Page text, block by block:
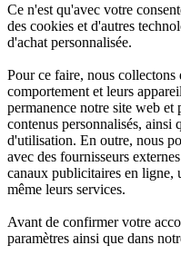
Ce n'est qu'avec votre
des cookies et d'autres
d'achat personnalisée.
Pour ce faire, nous collectons
comportement et leurs
permanence notre site web
contenus personnalisés, ainsi
d'utilisation. En outre, nous
avec des fournisseurs
canaux publicitaires en ligne,
même leurs services.
Avant de confirmer votre
paramètres ainsi que dans